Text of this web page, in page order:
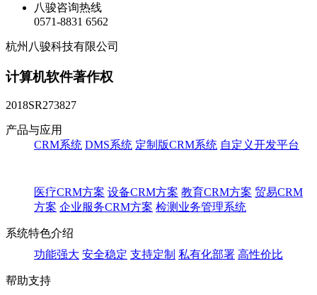
八骏咨询热线
0571-8831 6562
杭州八骏科技有限公司
计算机软件著作权
2018SR273827
产品与应用
CRM系统 DMS系统 定制版CRM系统 自定义开发平台
医疗CRM方案 设备CRM方案 教育CRM方案 贸易CRM
方案 企业服务CRM方案 检测业务管理系统
系统特色介绍
功能强大 安全稳定 支持定制 私有化部署 高性价比
帮助支持